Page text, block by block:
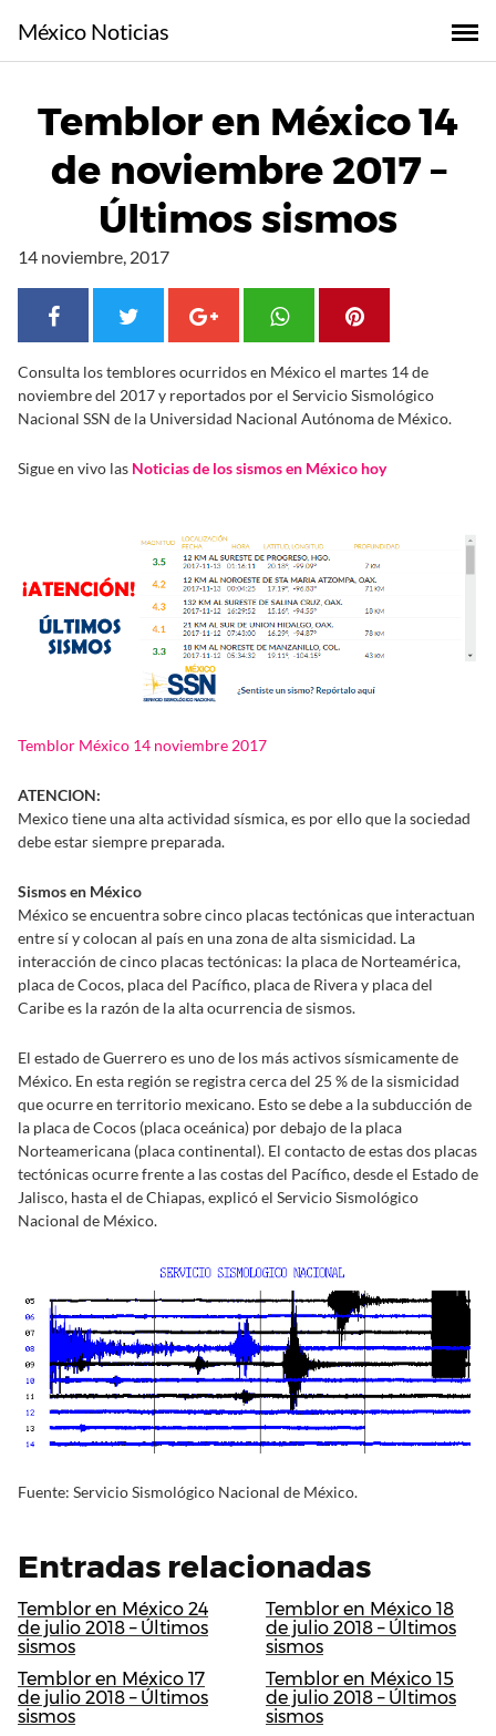
l
México Noticias
Temblor en México 14
de noviembre 2017 –
Últimos sismos
14 noviembre, 2017
Consulta los temblores ocurridos en México el martes 14 de
noviembre del 2017 y reportados por el Servicio Sismológico
Nacional SSN de la Universidad Nacional Autónoma de México.
Sigue en vivo las Noticias de los sismos en México hoy
Temblor México 14 noviembre 2017
ATENCION:
Mexico tiene una alta actividad sísmica, es por ello que la sociedad
debe estar siempre preparada.
Sismos en México
México se encuentra sobre cinco placas tectónicas que interactuan
entre sí y colocan al país en una zona de alta sismicidad. La
interacción de cinco placas tectónicas: la placa de Norteamérica,
placa de Cocos, placa del Pacífico, placa de Rivera y placa del
Caribe es la razón de la alta ocurrencia de sismos.
El estado de Guerrero es uno de los más activos sísmicamente de
México. En esta región se registra cerca del 25 % de la sismicidad
que ocurre en territorio mexicano. Esto se debe a la subducción de
la placa de Cocos (placa oceánica) por debajo de la placa
Norteamericana (placa continental). El contacto de estas dos placas
tectónicas ocurre frente a las costas del Pacífico, desde el Estado de
Jalisco, hasta el de Chiapas, explicó el Servicio Sismológico
Nacional de México.
Fuente: Servicio Sismológico Nacional de México.
Entradas relacionadas
Temblor en México 24
de julio 2018 – Últimos
sismos
Temblor en México 18
de julio 2018 – Últimos
sismos
Temblor en México 17
de julio 2018 – Últimos
sismos
Temblor en México 15
de julio 2018 – Últimos
sismos